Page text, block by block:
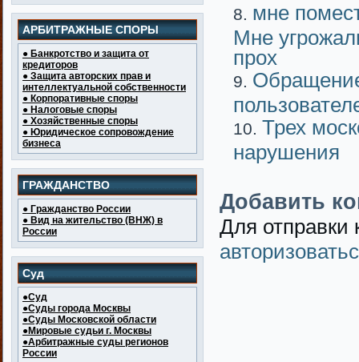
АРБИТРАЖНЫЕ СПОРЫ
● Банкротство и защита от
кредиторов
● Защита авторских прав и
интеллектуальной собственности
● Корпоративные споры
● Налоговые споры
● Хозяйственные споры
● Юридическое сопровождение
бизнеса
ГРАЖДАНСТВО
● Гражданство России
● Вид на жительство (ВНЖ) в
России
Суд
●Суд
●Суды города Москвы
●Суды Московской области
●Мировые судьи г. Москвы
●Арбитражные суды регионов
России
мне
Мне
прох
Трех
нарушения
Добавить
Для отправки